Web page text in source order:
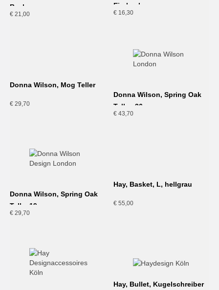
Becher
€ 21,00
Eierbecher
€ 16,30
Donna Wilson, Mog Teller
€ 29,70
Donna Wilson, Spring Oak
Teller, 26cm
€ 43,70
Donna Wilson, Spring Oak
Teller,19cm
€ 29,70
Hay, Basket, L, hellgrau
€ 55,00
Hay, Bullet, Kugelschreiber